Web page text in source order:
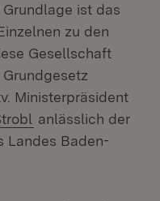
ist das
zu den
Gesellschaft
Ministerpräsident
anlässlich der
Landes Baden-